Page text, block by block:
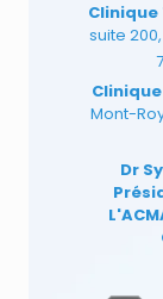
Clinique
suite
Mont-
Dr